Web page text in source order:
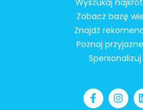
Zobacz bazę
Znajdź
Poznaj